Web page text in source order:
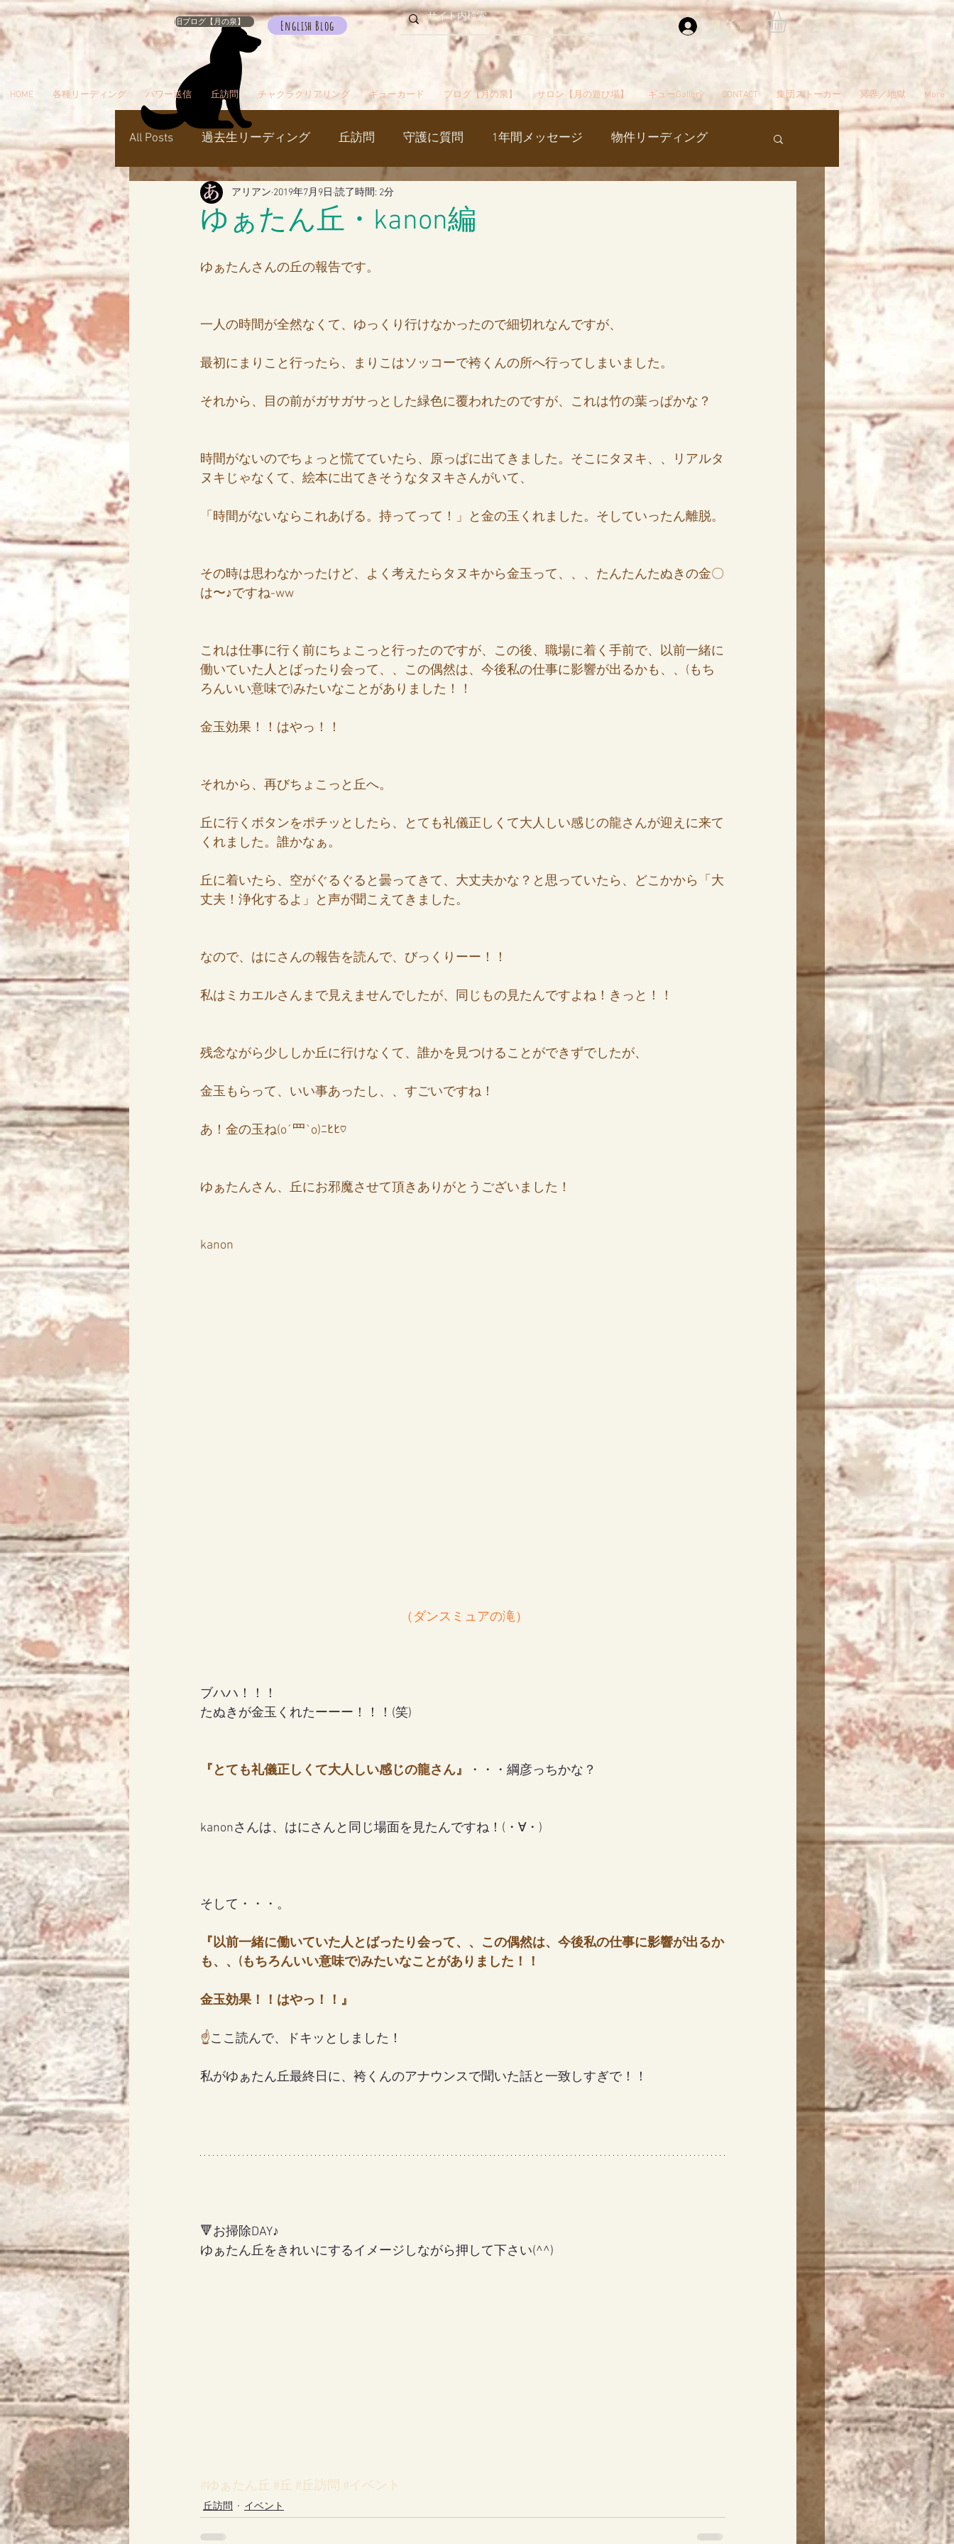
旧ブログ【月の泉】 English Blog ログイン
HOME 各種リーディング パワー送信 丘訪問 チャクラクリアリング ギューカード ブログ【月の泉】 サロン【月の遊び場】 ギューGallery CONTACT 集団ストーカー 冥界／地獄 More
All Posts 過去生リーディング 丘訪問 守護に質問 1年間メッセージ 物件リーディング
パワー送信 冥界 天国 カルマパターン
天使エリア 女の地球の守り方 家作り 月の楽園
ゆぁたん丘・kanon編
アリアン 2019年7月9日 読了時間: 2分
ゆぁたんさんの丘の報告です。
一人の時間が全然なくて、ゆっくり行けなかったので細切れなんですが、
最初にまりこと行ったら、まりこはソッコーで袴くんの所へ行ってしまいました。
それから、目の前がガサガサっとした緑色に覆われたのですが、これは竹の葉っぱかな？
時間がないのでちょっと慌てていたら、原っぱに出てきました。そこにタヌキ、、リアルタ
ヌキじゃなくて、絵本に出てきそうなタヌキさんがいて、
「時間がないならこれあげる。持ってって！」と金の玉くれました。そしていったん離脱。
その時は思わなかったけど、よく考えたらタヌキから金玉って、、、たんたんたぬきの金〇
は〜♪ですね-ww
これは仕事に行く前にちょこっと行ったのですが、この後、職場に着く手前で、以前一緒に
働いていた人とばったり会って、、この偶然は、今後私の仕事に影響が出るかも、、(もち
ろんいい意味で)みたいなことがありました！！
金玉効果！！はやっ！！
それから、再びちょこっと丘へ。
丘に行くボタンをポチッとしたら、とても礼儀正しくて大人しい感じの龍さんが迎えに来て
くれました。誰かなぁ。
丘に着いたら、空がぐるぐると曇ってきて、大丈夫かな？と思っていたら、どこかから「大
丈夫！浄化するよ」と声が聞こえてきました。
なので、はにさんの報告を読んで、びっくりーー！！
私はミカエルさんまで見えませんでしたが、同じもの見たんですよね！きっと！！
残念ながら少ししか丘に行けなくて、誰かを見つけることができずでしたが、
金玉もらって、いい事あったし、、すごいですね！
あ！金の玉ね(o´罒`o)ﾆﾋﾋ♡
ゆぁたんさん、丘にお邪魔させて頂きありがとうございました！
kanon
（ダンスミュアの滝）
ブハハ！！！
たぬきが金玉くれたーーー！！！(笑)
『とても礼儀正しくて大人しい感じの龍さん』 ・・・綱彦っちかな？
kanonさんは、はにさんと同じ場面を見たんですね！(・∀・)
そして・・・。
『以前一緒に働いていた人とばったり会って、、この偶然は、今後私の仕事に影響が出るか
も、、(もちろんいい意味で)みたいなことがありました！！
金玉効果！！はやっ！！』
☝ここ読んで、ドキッとしました！
私がゆぁたん丘最終日に、袴くんのアナウンスで聞いた話と一致しすぎで！！
🔻お掃除DAY♪
ゆぁたん丘をきれいにするイメージしながら押して下さい(^^)
#ゆぁたん丘 #丘 #丘訪問 #イベント
丘訪問 イベント